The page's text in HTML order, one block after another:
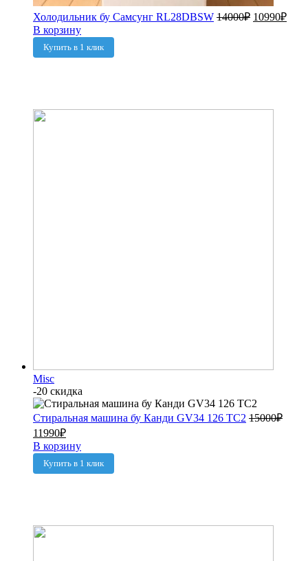
Холодильник бу Самсунг RL28DBSW 14000₽ 10990₽
В корзину
Купить в 1 клик
Misc
-20 скидка
Стиральная машина бу Канди GV34 126 TC2 15000₽
11990₽
В корзину
Купить в 1 клик